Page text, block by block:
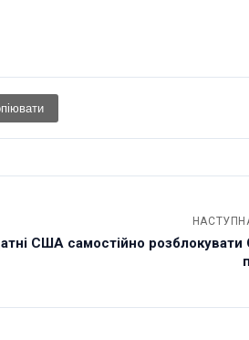
США самостійно розблокувати